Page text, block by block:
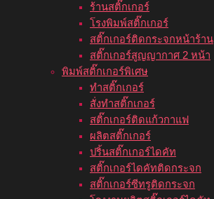
ร้านสติ๊กเกอร์
โรงพิมพ์สติ๊กเกอร์
สติ๊กเกอร์ติดกระจกหน้าร้าน
สติ๊กเกอร์สูญญากาศ 2 หน้า
พิมพ์สติ๊กเกอร์พิเศษ
ทำสติ๊กเกอร์
สั่งทำสติ๊กเกอร์
สติ๊กเกอร์ติดแก้วกาแฟ
ผลิตสติ๊กเกอร์
ปริ้นสติ๊กเกอร์ไดคัท
สติ๊กเกอร์ไดคัทติดกระจก
สติ๊กเกอร์ซีทรูติดกระจก